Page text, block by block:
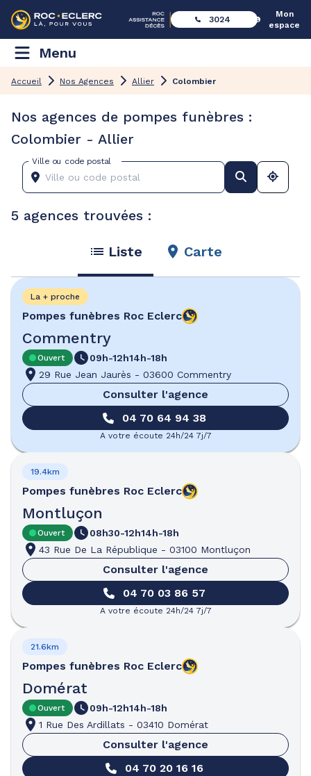
3024
Mon
espace
Menu
Accueil Nos Agences Allier Colombier
Nos agences de pompes funèbres :
Colombier - Allier
Ville ou code postal
5 agences trouvées :
Liste Carte
Pompes funèbres Roc Eclerc
Commentry
La + proche
Ouvert 09h-12h14h-18h
29 Rue Jean Jaurès - 03600 Commentry
Consulter l'agence
04 70 64 94 38
A votre écoute 24h/24 7j/7
Pompes funèbres Roc Eclerc
Montluçon
19.4km
Ouvert 08h30-12h14h-18h
43 Rue De La République - 03100 Montluçon
Consulter l'agence
04 70 03 86 57
A votre écoute 24h/24 7j/7
Pompes funèbres Roc Eclerc
Domérat
21.6km
Ouvert 09h-12h14h-18h
1 Rue Des Ardillats - 03410 Domérat
Consulter l'agence
04 70 20 16 16